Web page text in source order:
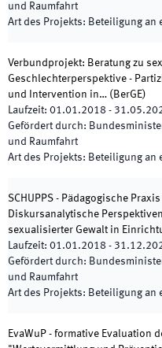
und Raumfahrt
Art des Projekts: Beteiligung an
Verbundprojekt: Beratung zu
Geschlechterperspektive -
und Intervention in… ( BerGE)
Laufzeit: 01.01.2018 -
Gefördert durch:
und Raumfahrt
Art des Projekts: Beteiligung an
SCHUPPS - Pädagogische
Diskursanalytische
sexualisierter Gewalt in
Laufzeit: 01.01.2018 -
Gefördert durch:
und Raumfahrt
Art des Projekts: Beteiligung an
EvaWuP - formative Evaluation